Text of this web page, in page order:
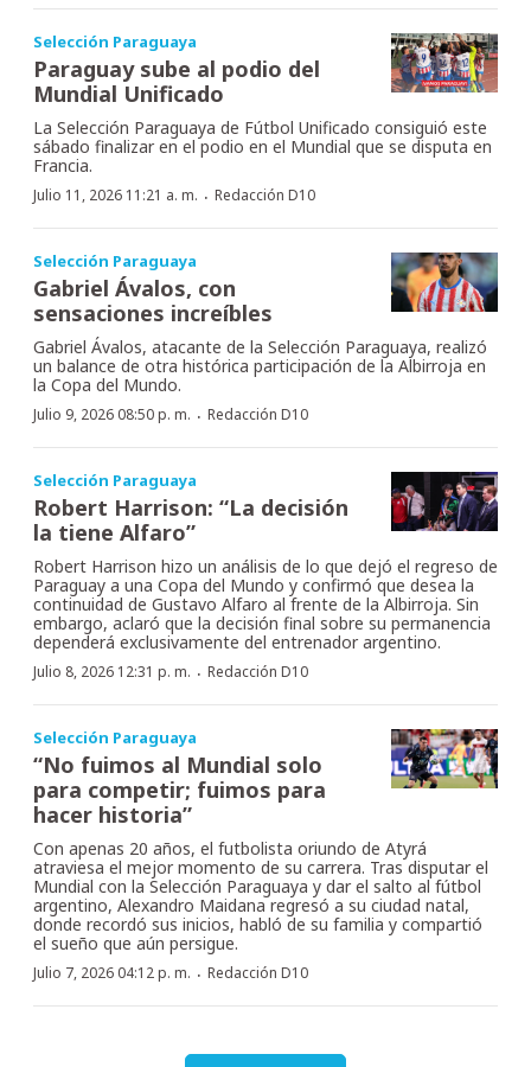
Selección Paraguaya
Paraguay sube al podio del
Mundial Unificado
La Selección Paraguaya de Fútbol Unificado consiguió este
sábado finalizar en el podio en el Mundial que se disputa en
Francia.
Julio 11, 2026 11:21 a. m. · Redacción D10
Selección Paraguaya
Gabriel Ávalos, con
sensaciones increíbles
Gabriel Ávalos, atacante de la Selección Paraguaya, realizó
un balance de otra histórica participación de la Albirroja en
la Copa del Mundo.
Julio 9, 2026 08:50 p. m. · Redacción D10
Selección Paraguaya
Robert Harrison: “La decisión
la tiene Alfaro”
Robert Harrison hizo un análisis de lo que dejó el regreso de
Paraguay a una Copa del Mundo y confirmó que desea la
continuidad de Gustavo Alfaro al frente de la Albirroja. Sin
embargo, aclaró que la decisión final sobre su permanencia
dependerá exclusivamente del entrenador argentino.
Julio 8, 2026 12:31 p. m. · Redacción D10
Selección Paraguaya
“No fuimos al Mundial solo
para competir; fuimos para
hacer historia”
Con apenas 20 años, el futbolista oriundo de Atyrá
atraviesa el mejor momento de su carrera. Tras disputar el
Mundial con la Selección Paraguaya y dar el salto al fútbol
argentino, Alexandro Maidana regresó a su ciudad natal,
donde recordó sus inicios, habló de su familia y compartió
el sueño que aún persigue.
Julio 7, 2026 04:12 p. m. · Redacción D10